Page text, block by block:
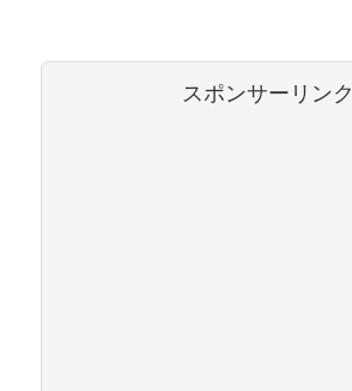
スポンサーリンク